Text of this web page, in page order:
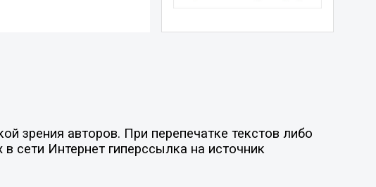
зрения авторов. При перепечатке текстов либо
сети Интернет гиперссылка на источник